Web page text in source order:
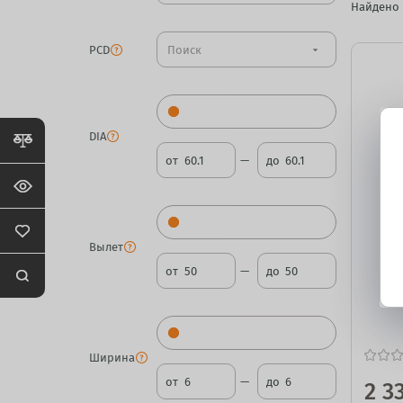
PCD arrow_drop_down
DIA
от
до
Вылет
от
до
Ширина
от
до
Найдено
2